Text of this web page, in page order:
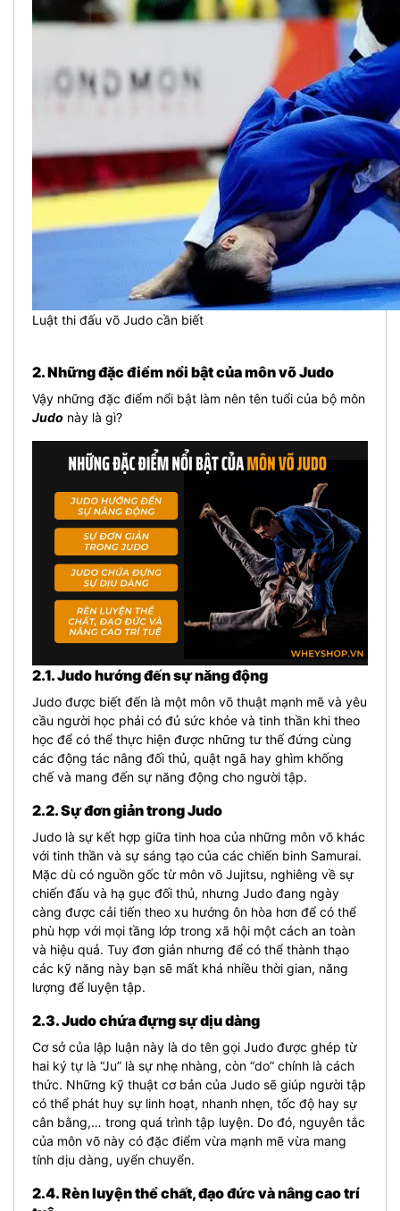
Luật thi đấu võ Judo cần biết
2. Những đặc điểm nổi bật của môn võ Judo
Vậy những đặc điểm nổi bật làm nên tên tuổi của bộ môn
Judo này là gì?
2.1. Judo hướng đến sự năng động
Judo được biết đến là một môn võ thuật mạnh mẽ và yêu
cầu người học phải có đủ sức khỏe và tinh thần khi theo
học để có thể thực hiện được những tư thế đứng cùng
các động tác nâng đối thủ, quật ngã hay ghìm khống
chế và mang đến sự năng động cho người tập.
2.2. Sự đơn giản trong Judo
Judo là sự kết hợp giữa tinh hoa của những môn võ khác
với tinh thần và sự sáng tạo của các chiến binh Samurai.
Mặc dù có nguồn gốc từ môn võ Jujitsu, nghiêng về sự
chiến đấu và hạ gục đối thủ, nhưng Judo đang ngày
càng được cải tiến theo xu hướng ôn hòa hơn để có thể
phù hợp với mọi tầng lớp trong xã hội một cách an toàn
và hiệu quả. Tuy đơn giản nhưng để có thể thành thạo
các kỹ năng này bạn sẽ mất khá nhiều thời gian, năng
lượng để luyện tập.
2.3. Judo chứa đựng sự dịu dàng
Cơ sở của lập luận này là do tên gọi Judo được ghép từ
hai ký tự là “Ju” là sự nhẹ nhàng, còn “do” chính là cách
thức. Những kỹ thuật cơ bản của Judo sẽ giúp người tập
có thể phát huy sự linh hoạt, nhanh nhẹn, tốc độ hay sự
cân bằng,… trong quá trình tập luyện. Do đó, nguyên tắc
của môn võ này có đặc điểm vừa mạnh mẽ vừa mang
tính dịu dàng, uyển chuyển.
2.4. Rèn luyện thể chất, đạo đức và nâng cao trí